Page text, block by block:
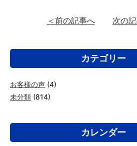
＜前の記事へ 次の
カテゴリー
お客様の声 (4)
未分類 (814)
カレンダー